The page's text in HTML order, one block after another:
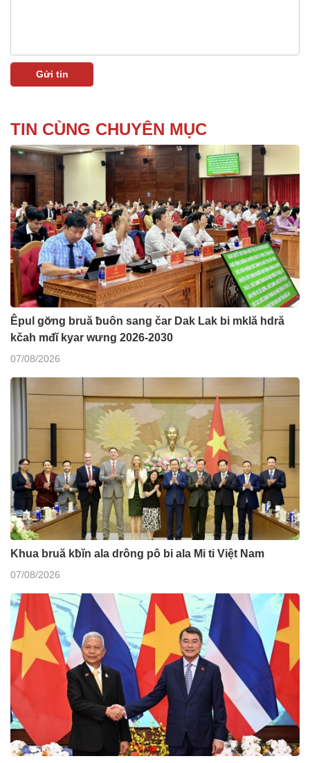
TIN CÙNG CHUYÊN MỤC
Êpul gơ̆ng bruă ƀuôn sang čar Dak Lak bi mklă hdră
kčah mđĭ kyar wưng 2026-2030
07/08/2026
Khua bruă kƀĭn ala drông pô bi ala Mi ti Việt Nam
07/08/2026